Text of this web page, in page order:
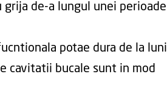
de-a lungul unei perioade
potae dura de la luni
cavitatii bucale sunt in mod